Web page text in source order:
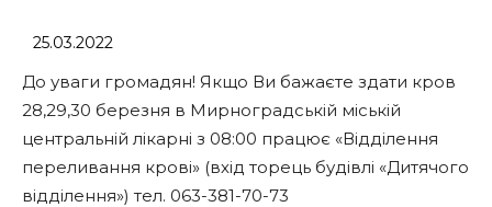
25.03.2022
До уваги громадян! Якщо Ви бажаєте здати кров
28,29,30 березня в Мирноградській міській
центральній лікарні з 08:00 працює «Відділення
переливання крові» (вхід торець будівлі «Дитячого
відділення») тел. 063-381-70-73